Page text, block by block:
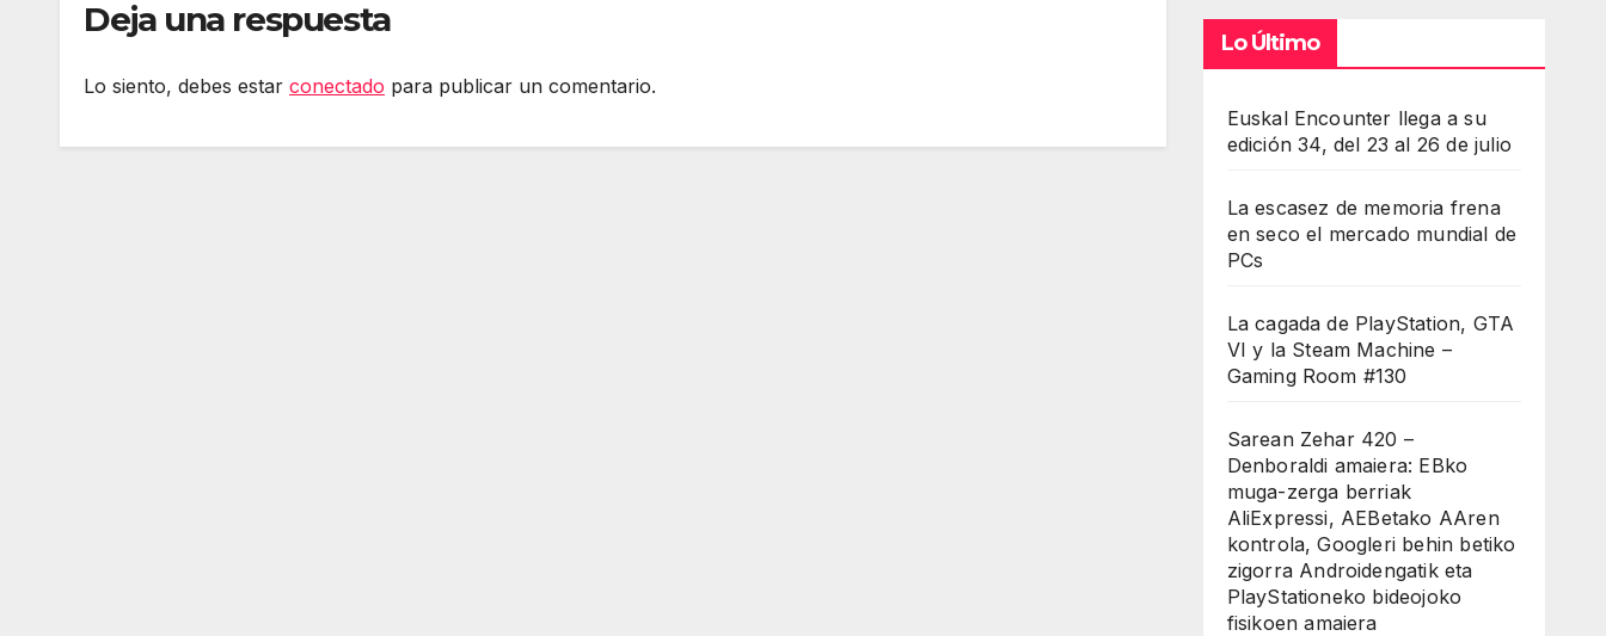
Deja una respuesta
Lo siento, debes estar conectado para publicar un comentario.
Lo Último
Euskal Encounter llega a su
edición 34, del 23 al 26 de julio
La escasez de memoria frena
en seco el mercado mundial de
PCs
La cagada de PlayStation, GTA
VI y la Steam Machine –
Gaming Room #130
Sarean Zehar 420 –
Denboraldi amaiera: EBko
muga-zerga berriak
AliExpressi, AEBetako AAren
kontrola, Googleri behin betiko
zigorra Androidengatik eta
PlayStationeko bideojoko
fisikoen amaiera